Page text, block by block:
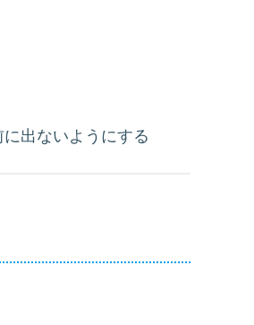
出ないようにする